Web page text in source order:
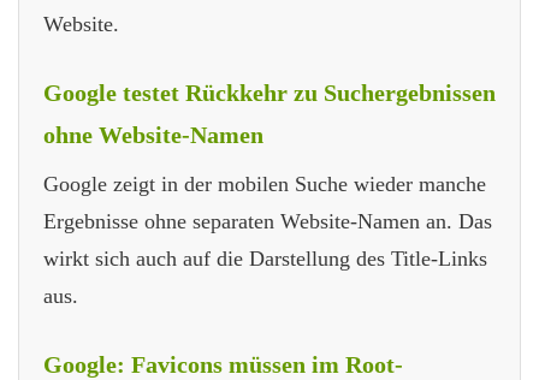
Website.
Google testet Rückkehr zu Suchergebnissen
ohne Website-Namen
Google zeigt in der mobilen Suche wieder manche
Ergebnisse ohne separaten Website-Namen an. Das
wirkt sich auch auf die Darstellung des Title-Links
aus.
Google: Favicons müssen im Root-